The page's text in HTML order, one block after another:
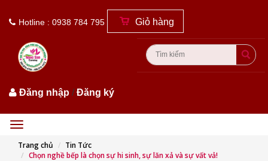
Hotline : 0938 784 795 Giỏ hàng
Đăng nhập /Đăng ký
Menu
Trang chủ
Tin Tức
Chọn nghề bếp là chọn sự hi sinh, sự lăn xả và sự vất vả!